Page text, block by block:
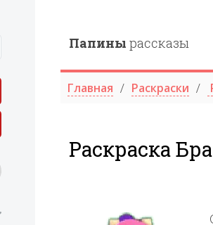
Папины рассказы
Главная Раскраски
Раскраска